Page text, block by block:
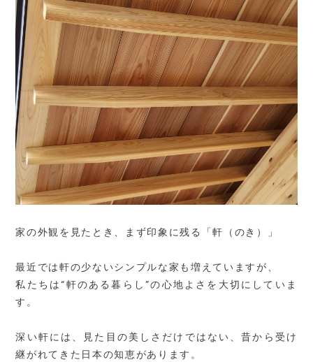
家の外観を見たとき、まず印象に残る「軒（のき）」
最近では軒の少ないシンプルな家も増えていますが、
私たちは“軒のある暮らし”の心地よさを大切にしていま
す。
深い軒には、見た目の美しさだけではない、昔から受け
継がれてきた日本の知恵があります。